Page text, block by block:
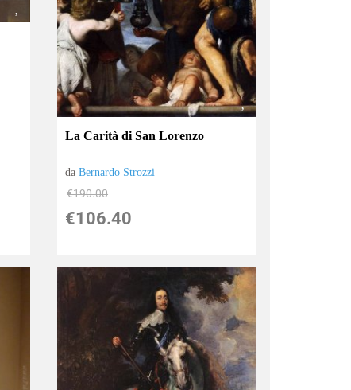
La Carità di San Lorenzo
daBernardo Strozzi
€190.00
€106.40